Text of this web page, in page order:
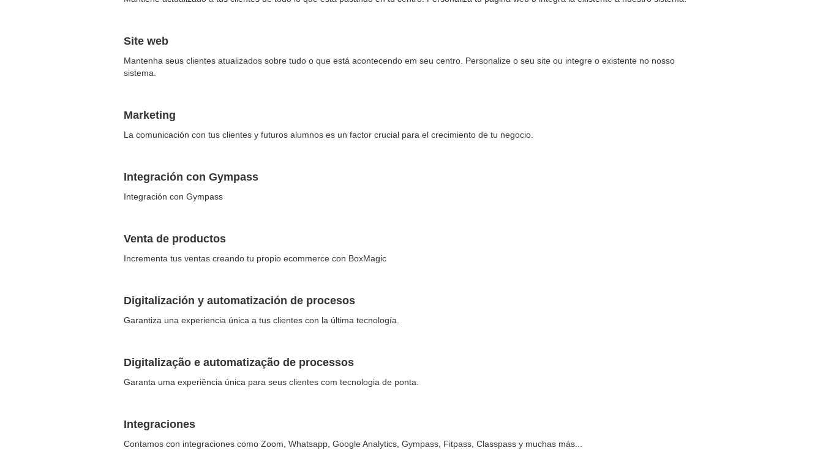
Site web
Mantenha seus clientes atualizados sobre tudo o que está acontecendo em seu centro. Personalize o seu site ou integre o existente no nosso
sistema.
Marketing
La comunicación con tus clientes y futuros alumnos es un factor crucial para el crecimiento de tu negocio.
Integración con Gympass
Integración con Gympass
Venta de productos
Incrementa tus ventas creando tu propio ecommerce con BoxMagic
Digitalización y automatización de procesos
Garantiza una experiencia única a tus clientes con la última tecnología.
Digitalização e automatização de processos
Garanta uma experiência única para seus clientes com tecnologia de ponta.
Integraciones
Contamos con integraciones como Zoom, Whatsapp, Google Analytics, Gympass, Fitpass, Classpass y muchas más...